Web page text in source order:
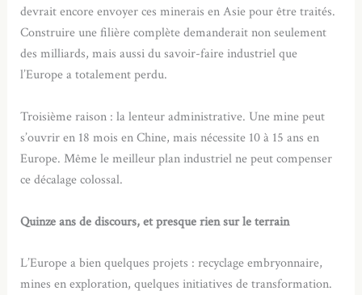
devrait encore envoyer ces minerais en Asie pour être traités.
Construire une filière complète demanderait non seulement
des milliards, mais aussi du savoir-faire industriel que
l’Europe a totalement perdu.
Troisième raison : la lenteur administrative. Une mine peut
s’ouvrir en 18 mois en Chine, mais nécessite 10 à 15 ans en
Europe. Même le meilleur plan industriel ne peut compenser
ce décalage colossal.
Quinze ans de discours, et presque rien sur le terrain
L’Europe a bien quelques projets : recyclage embryonnaire,
mines en exploration, quelques initiatives de transformation.